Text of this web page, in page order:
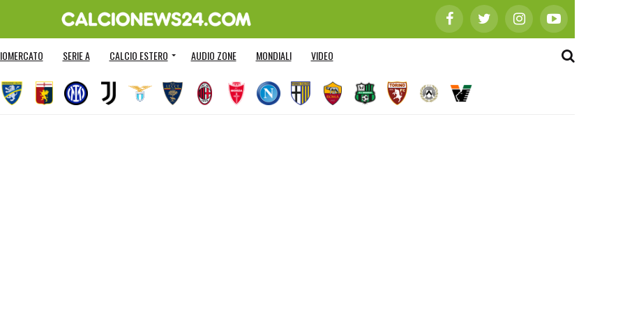
SERIE A CALCIO ESTERO AUDIO ZONE MONDIALI VIDEO